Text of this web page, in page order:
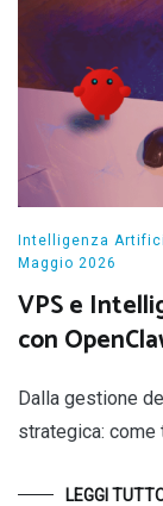
Intelligenza
Maggio 2026
VPS e
con
Dalla gestione
strategica:
LEGGI